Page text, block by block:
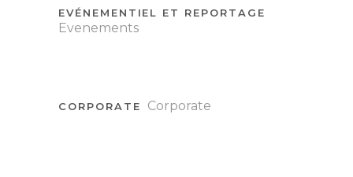
EVÉNEMENTIEL ET REPORTAGE
Evenements
CORPORATE Corporate